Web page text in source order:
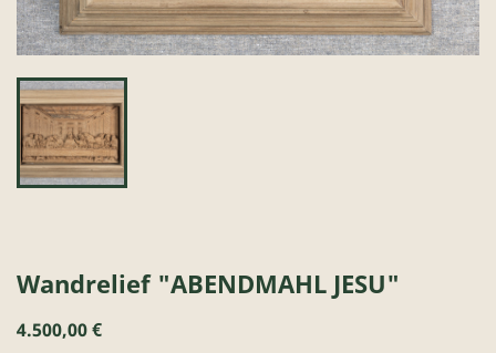
Wandrelief "ABENDMAHL JESU"
4.500,00 €